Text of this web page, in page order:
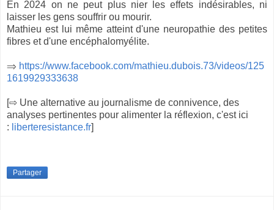
En 2024 on ne peut plus nier les effets indésirables, ni
laisser les gens souffrir ou mourir.
Mathieu est lui même atteint d'une neuropathie des petites
fibres et d'une encéphalomyélite.
⇒ https://www.facebook.com/mathieu.dubois.73/videos/125
1619929333638
[⇨ Une alternative au journalisme de connivence, des
analyses pertinentes pour alimenter la réflexion, c'est ici
: liberteresistance.fr]
Partager